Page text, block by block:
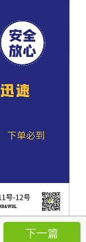
后发货下一篇